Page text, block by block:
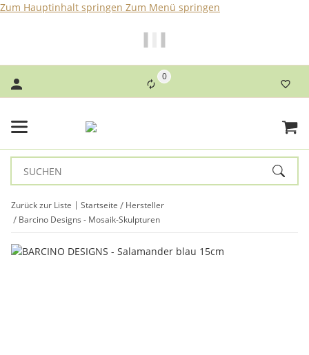
Zum Hauptinhalt springen Zum Menü springen
0
Zurück zur Liste Startseite
Hersteller
Barcino Designs - Mosaik-Skulpturen